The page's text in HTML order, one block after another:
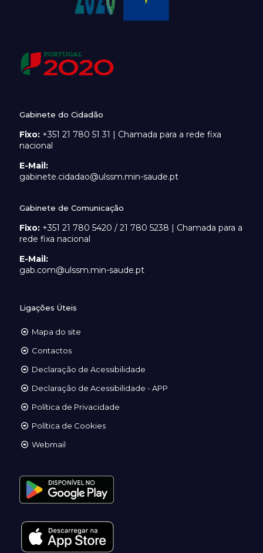
Gabinete do Cidadão
Fixo: +351 21 780 51 31 | Chamada para a rede fixa
nacional
E-Mail:
gabinete.cidadao@ulssm.min-saude.pt
Gabinete de Comunicação
Fixo: +351 21 780 5420 / 21 780 5238 | Chamada para a
rede fixa nacional
E-Mail:
gab.com@ulssm.min-saude.pt
Ligações Úteis
Mapa do site
Contactos
Declaração de Acessibilidade
Declaração de Acessibilidade - APP
Política de Privacidade
Política de Cookies
Webmail